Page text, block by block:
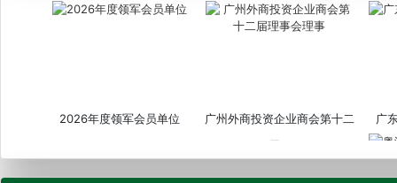
2026年度领军会员单位
广州外商投资企业商会第十二
届...
广